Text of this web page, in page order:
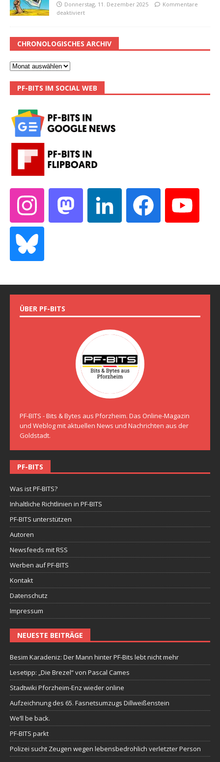
Donnerstag, 11. Dezember 2025
Kommentare
deaktiviert
CHRONOLOGISCHES ARCHIV
PF-BITS IM SOCIAL WEB
ÜBER PF-BITS
PF-BITS - Bits & Bytes aus Pforzheim. Das Online-Magazin
und Weblog mit aktuellen News und Nachrichten aus der
Goldstadt.
PF-BITS
Was ist PF-BITS?
Inhaltliche Richtlinien in PF-BITS
PF-BITS unterstützen
Autoren
Newsfeeds mit RSS
Werben auf PF-BITS
Kontakt
Datenschutz
Impressum
NEUESTE BEITRÄGE
Besim Karadeniz: Der Mann hinter PF-Bits lebt nicht mehr
Lesetipp: „Die Brezel“ von Pascal Cames
Stadtwiki Pforzheim-Enz wieder online
Aufzeichnung des 65. Fasnetsumzugs Dillweißenstein
We’ll be back.
PF-BITS parkt
Polizei sucht Zeugen wegen lebensbedrohlich verletzter Person